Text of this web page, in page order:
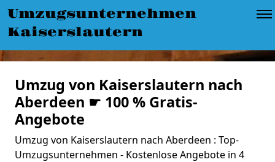
Umzugsunternehmen
Kaiserslautern
Umzug von Kaiserslautern nach
Aberdeen ☛ 100 % Gratis-
Angebote
Umzug von Kaiserslautern nach Aberdeen : Top-
Umzugsunternehmen - Kostenlose Angebote in 4